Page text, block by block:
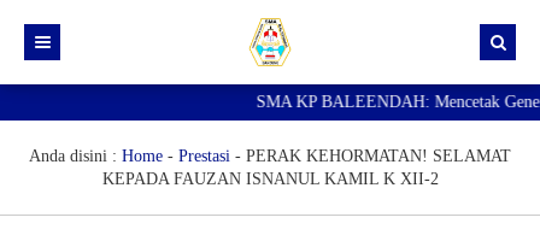
Berita
SMA KP BALEENDAH: Mencetak
Anda disini : Home - Prestasi - PERAK KEHORMATAN! SELAMAT
KEPADA FAUZAN ISNANUL KAMIL K XII-2